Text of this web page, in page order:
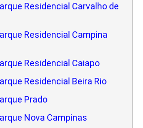
Residencial Carvalho de
Residencial Campina
Residencial Caiapo
Residencial Beira Rio
Prado
Nova Campinas